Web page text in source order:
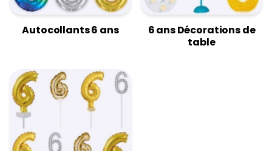
Autocollants 6 ans
6 ans Décorations de
table